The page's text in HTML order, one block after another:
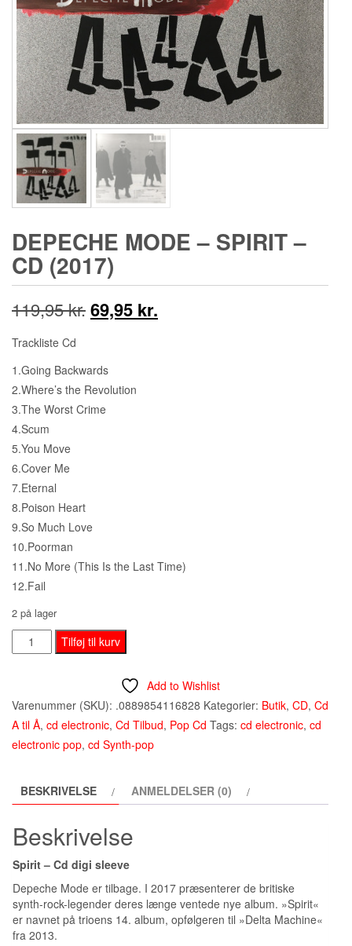
DEPECHE MODE – SPIRIT –
CD (2017)
119,95kr.Den
pris
var:
69,95 kr.
Trackliste Cd
1.Going Backwards
2.Where’s the Revolution
3.The Worst Crime
4.Scum
5.You Move
6.Cover Me
7.Eternal
8.Poison Heart
9.So Much Love
10.Poorman
11.No More (This Is the Last Time)
12.Fail
2 på lager
Depeche
Mode
Tilføj til kurv
Add to Wishlist
Varenummer (SKU): .0889854116828 Kategorier: Butik, CD, Cd
A til Å, cd electronic, Cd Tilbud, Pop Cd Tags: cd electronic, cd
electronic pop, cd Synth-pop
BESKRIVELSE ANMELDELSER (0)
Beskrivelse
Spirit – Cd digi sleeve
Depeche Mode er tilbage. I 2017 præsenterer de britiske
synth-rock-legender deres længe ventede nye album. »Spirit«
er navnet på trioens 14. album, opfølgeren til »Delta Machine«
fra 2013.